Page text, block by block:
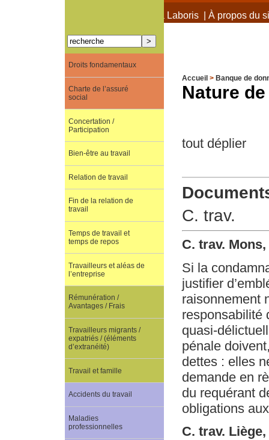
À propos de Terra Laboris| À propos du
Accueil > Banque de
Nature
tout déplier
C. trav.
C. trav. Mons,
Si la
justifier
raisonnement
responsabilité
quasi-
pénale
dettes : elles
demande en
du requérant
obligations
C. trav.
Droits fondamentaux
Charte de l’assuré
social
Concertation /
Participation
Bien-être au travail
Relation de travail
Fin de la relation de
travail
Temps de travail et
temps de repos
Travailleurs et aléas de
l’entreprise
Rémunération /
Avantages / Frais
Travailleurs migrants /
expatriés / (éléments
d’extranéité)
Travail et famille
Accidents du travail
Maladies
professionnelles